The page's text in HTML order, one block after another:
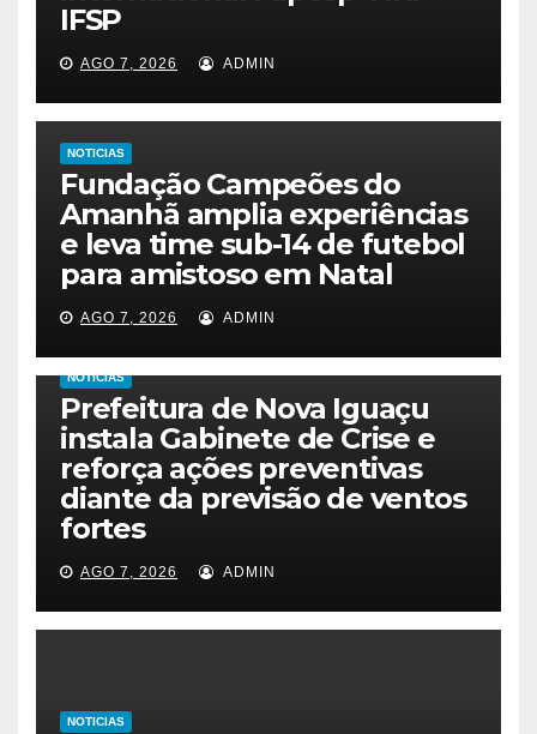
IFSP
AGO 7, 2026 ADMIN
NOTICIAS
Fundação Campeões do
Amanhã amplia experiências
e leva time sub-14 de futebol
para amistoso em Natal
AGO 7, 2026 ADMIN
NOTICIAS
Prefeitura de Nova Iguaçu
instala Gabinete de Crise e
reforça ações preventivas
diante da previsão de ventos
fortes
AGO 7, 2026 ADMIN
NOTICIAS